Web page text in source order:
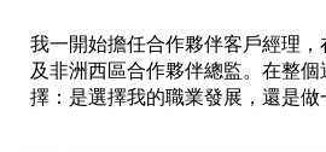
我一開始擔任合作夥伴客戶經理
及非洲西區合作夥伴總監。在整
擇：是選擇我的職業發展，還是做